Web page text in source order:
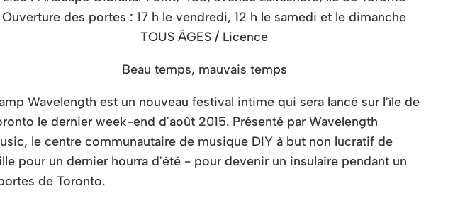
Ouverture des portes : 17 h le vendredi, 12 h le samedi et le dimanche
TOUS ÂGES / Licence
Beau temps, mauvais temps
Wavelength est un nouveau festival intime qui sera lancé sur l'île de
le dernier week-end d'août 2015. Présenté par Wavelength
le centre communautaire de musique DIY à but non lucratif de
pour un dernier hourra d'été - pour devenir un insulaire pendant un
de Toronto.